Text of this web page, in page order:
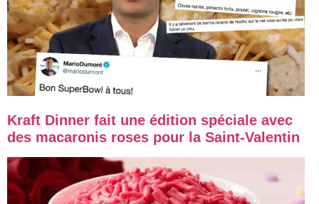
Kraft Dinner fait une édition spéciale avec
des macaronis roses pour la Saint-Valentin